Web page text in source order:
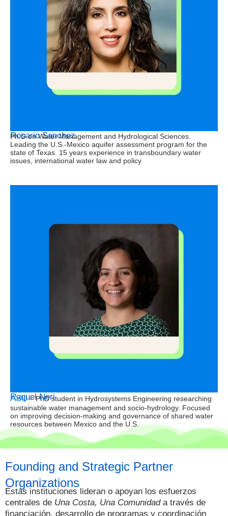
Rosario Sanchez
Ph.D on Water Management and Hydrological Sciences.
Leading the U.S.-Mexico aquifer assessment program for the
state of Texas. 15 years experience in transboundary water
issues, international water law and policy
Raquel Neri
ASU– PhD student in Hydrosystems Engineering researching
sustainable water management and socio-hydrology. Focused
on improving decision-making and governance of shared water
resources between Mexico and the U.S.
Founding and Strategic Partner
Organizations​
Estas instituciones lideran o apoyan los esfuerzos
centrales de Una Costa, Una Comunidada través de
financiación, desarrollo de programas y coordinación